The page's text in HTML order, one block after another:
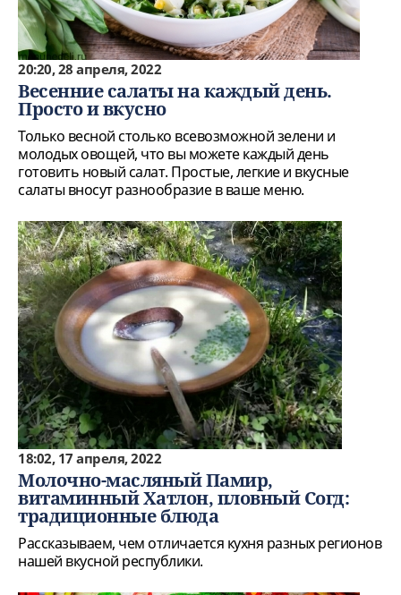
20:20, 28 апреля, 2022
Весенние салаты на каждый день.
Просто и вкусно
Только весной столько всевозможной зелени и
молодых овощей, что вы можете каждый день
готовить новый салат. Простые, легкие и вкусные
салаты вносут разнообразие в ваше меню.
18:02, 17 апреля, 2022
Молочно-масляный Памир,
витаминный Хатлон, пловный Согд:
традиционные блюда
Рассказываем, чем отличается кухня разных регионов
нашей вкусной республики.